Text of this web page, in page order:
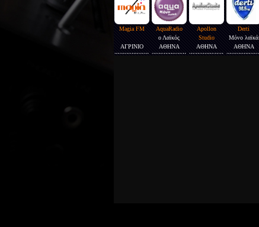
Magia FM
ΑΓΡΙΝΙΟ
AquaRadio
ο Λαϊκός
ΑΘΗΝΑ
Apollon
Studio
ΑΘΗΝΑ
Derti
Μόνο λαϊκά
ΑΘΗΝΑ